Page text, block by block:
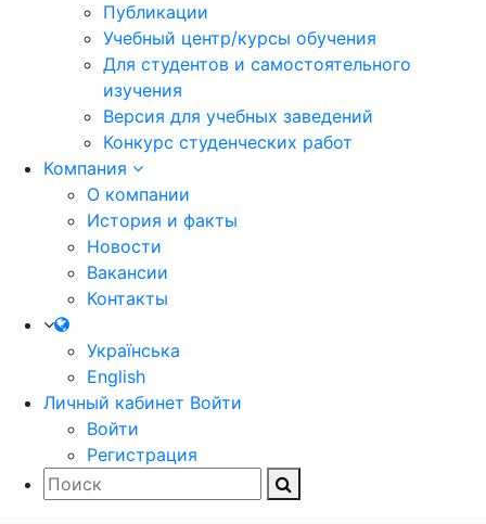
Публикации
Учебный центр/курсы обучения
Для студентов и самостоятельного
изучения
Версия для учебных заведений
Конкурс студенческих работ
Компания
О компании
История и факты
Новости
Вакансии
Контакты
Українська
English
Личный кабинет Войти
Войти
Регистрация